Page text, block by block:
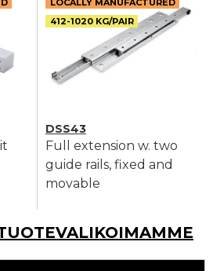
412-1020 KG/PAIR
DSS43
Full extension w. two
guide rails, fixed and
movable